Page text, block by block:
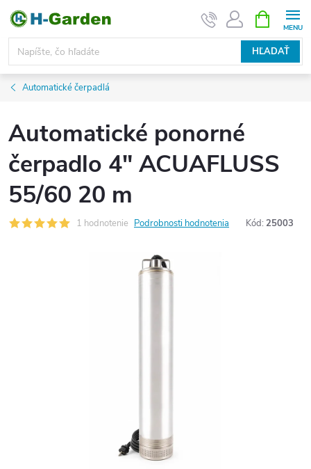
Prejsť
obsah
HĽADAŤ
KOŠÍK
Automatické čerpadlá
Automatické ponorné
čerpadlo 4" ACUAFLUSS
55/60 20 m
1 hodnotenie Podrobnosti hodnotenia Kód: 25003